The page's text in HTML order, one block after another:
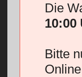
Die
10:00
Bitte